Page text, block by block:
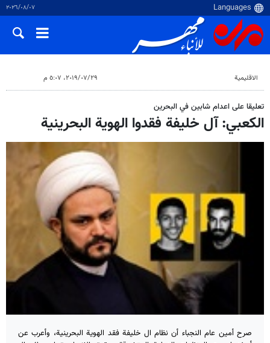
٠٧‏/٠٨‏/٢٠٢٦
الاقلیمیة ٢٩‏/٠٧‏/٢٠١٩، ٥:٠٧ م
تعليقا على اعدام شابين في البحرين
الكعبي: آل خليفة فقدوا الهوية البحرينية
صرح أمين عام النجباء أن نظام ال خليفة فقد الهوية البحرينية، وأعرب عن